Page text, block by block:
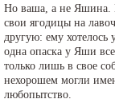
Но ваша, а не Яшина.
свои ягодицы на
другую: ему хотелось
одна опаска у Яши
только лишь в свое
нехорошем могли
любопытство.